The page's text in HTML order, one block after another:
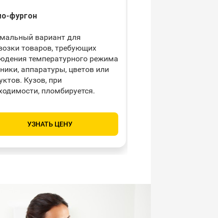
фургон
вариант для
товаров, требующих
температурного режима
аппаратуры, цветов или
Кузов, при
пломбируется.
УЗНАТЬ ЦЕНУ